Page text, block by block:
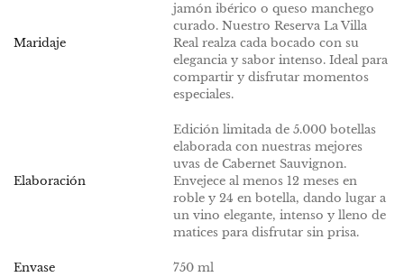
Maridaje
jamón ibérico o queso manchego
curado. Nuestro Reserva La Villa
Real realza cada bocado con su
elegancia y sabor intenso. Ideal para
compartir y disfrutar momentos
especiales.
Elaboración
Edición limitada de 5.000 botellas
elaborada con nuestras mejores
uvas de Cabernet Sauvignon.
Envejece al menos 12 meses en
roble y 24 en botella, dando lugar a
un vino elegante, intenso y lleno de
matices para disfrutar sin prisa.
Envase 750 ml